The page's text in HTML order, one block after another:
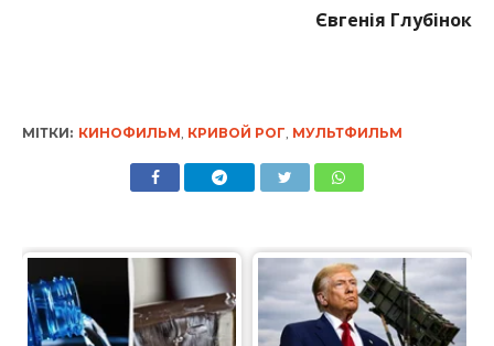
Євгенія Глубінок
МІТКИ: КИНОФИЛЬМ, КРИВОЙ РОГ, МУЛЬТФИЛЬМ